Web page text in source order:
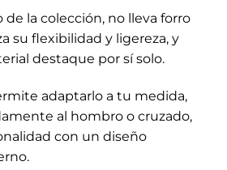
la colección, no lleva forro
su flexibilidad y ligereza, y
destaque por sí solo.
adaptarlo a tu medida,
al hombro o cruzado,
con un diseño